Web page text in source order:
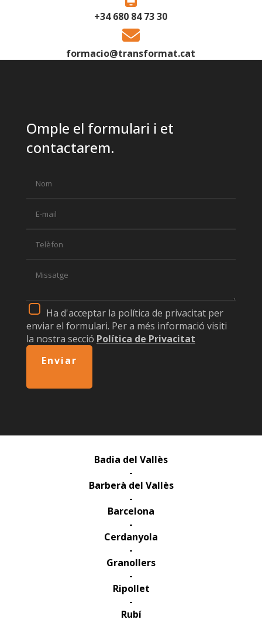
+34 680 84 73 30
formacio@transformat.cat
Omple el formulari i et
contactarem.
Ha d'acceptar la política de privacitat per
enviar el formulari. Per a més informació visiti
la nostra secció Política de Privacitat
Enviar
Badia del Vallès
-
Barberà del Vallès
-
Barcelona
-
Cerdanyola
-
Granollers
-
Ripollet
-
Rubí